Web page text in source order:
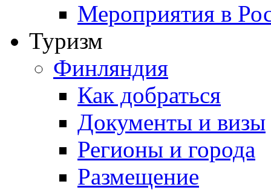
Мероприятия в
Туризм
Финляндия
Как добраться
Документы и визы
Регионы и города
Размещение